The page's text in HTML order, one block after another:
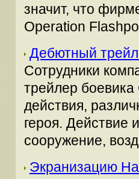
значит, что
Operation
Дебютный
Сотрудники
трейлер
действия,
героя. Действие
сооружение,
Экранизацию